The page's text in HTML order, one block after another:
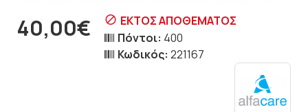
40,00€
ΕΚΤΌΣ ΑΠΟΘΈΜΑΤΟΣ
Πόντοι: 400
Κωδικός: 221167